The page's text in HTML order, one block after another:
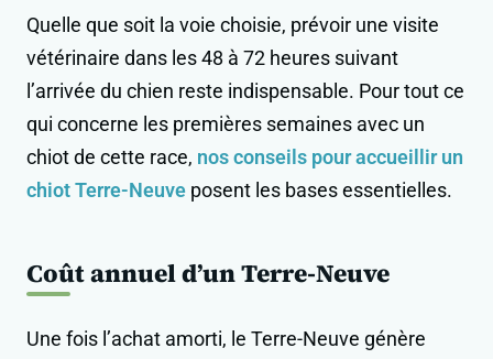
Quelle que soit la voie choisie, prévoir une visite
vétérinaire dans les 48 à 72 heures suivant
l’arrivée du chien reste indispensable. Pour tout ce
qui concerne les premières semaines avec un
chiot de cette race, nos conseils pour accueillir un
chiot Terre-Neuve posent les bases essentielles.
Coût annuel d’un Terre-Neuve
Une fois l’achat amorti, le Terre-Neuve génère